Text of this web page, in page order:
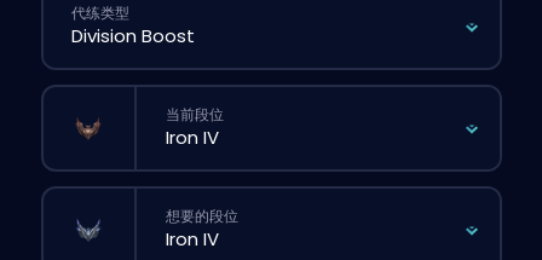
代练类型
当前段位
想要的段位